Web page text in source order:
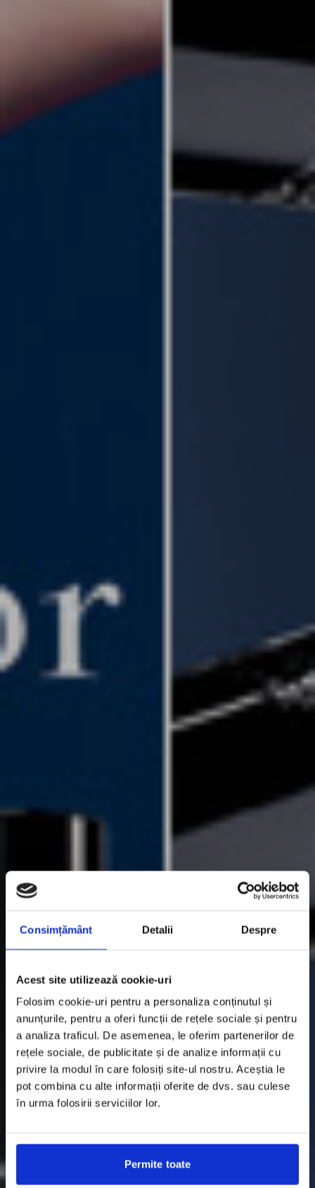
Consimțământ Detalii Despre
Acest site utilizează cookie-uri
Folosim cookie-uri pentru a personaliza conținutul și
anunțurile, pentru a oferi funcții de rețele sociale și pentru
a analiza traficul. De asemenea, le oferim partenerilor de
rețele sociale, de publicitate și de analize informații cu
privire la modul în care folosiți site-ul nostru. Aceștia le
pot combina cu alte informații oferite de dvs. sau culese
în urma folosirii serviciilor lor.
Permite toate